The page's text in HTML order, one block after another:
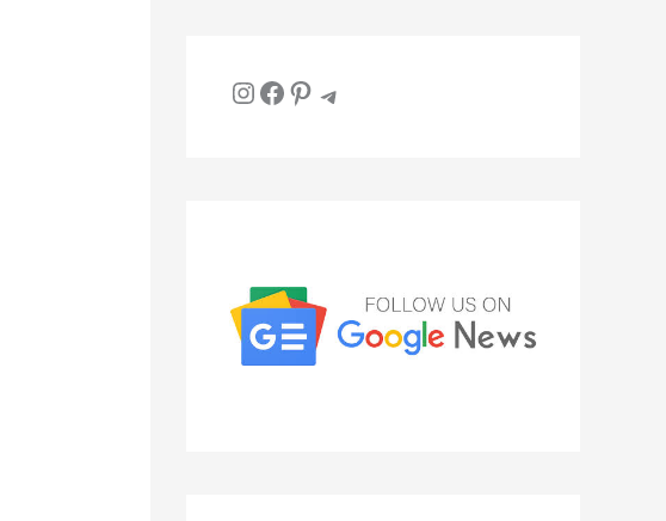
InstagramFacebook Pinterest Telegram